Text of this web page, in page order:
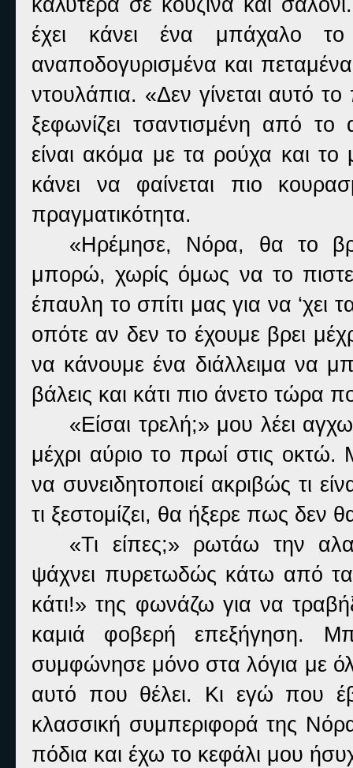
έχει κάνει ένα μπάχαλο
αναποδογυρισμένα και
ντουλάπια. «Δεν γίνεται αυτό
ξεφωνίζει τσαντισμένη από το
είναι ακόμα με τα ρούχα και το
κάνει να φαίνεται πιο
πραγματικότητα.
«Ηρέμησε, Νόρα, θα το
μπορώ, χωρίς όμως να το
έπαυλη το σπίτι μας για να ‘χει
οπότε αν δεν το έχουμε βρει
να κάνουμε ένα διάλλειμα να
βάλεις και κάτι πιο άνετο τώρα
«Είσαι τρελή;» μου λέει
μέχρι αύριο το πρωί στις οκτώ.
να συνειδητοποιεί ακριβώς τι
τι ξεστομίζει, θα ήξερε πως δεν
«Τι είπες;» ρωτάω την
ψάχνει πυρετωδώς κάτω από
κάτι!» της φωνάζω για να
καμιά φοβερή επεξήγηση.
συμφώνησε μόνο στα λόγια με
αυτό που θέλει. Κι εγώ που
κλασσική συμπεριφορά της
πόδια και έχω το κεφάλι μου